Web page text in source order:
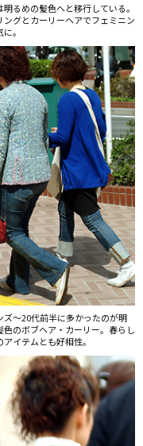
明るめの髪色へと移行している。
ングとカーリーヘアでフェミニン
。
ズ〜20代前半に多かったのが明
色のボブヘア・カーリー。春らし
アイテムとも好相性。